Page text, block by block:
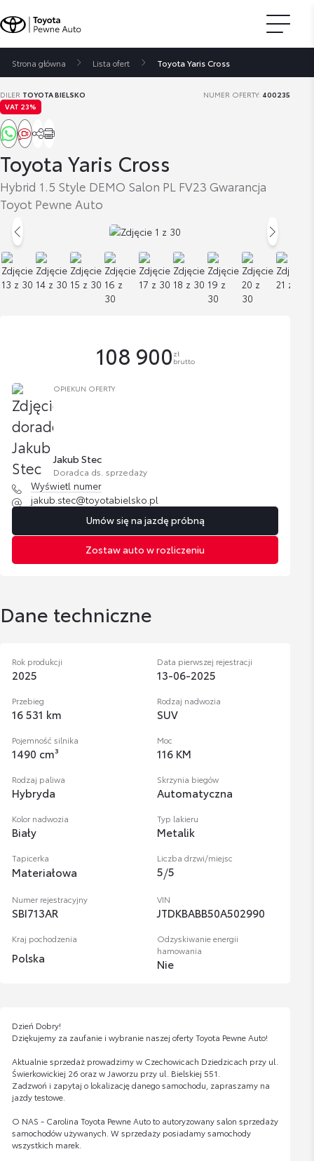
Strona główna Lista ofert Toyota Yaris Cross
Toyota Yaris Cross
Hybrid 1.5 Style DEMO Salon PL FV23 Gwarancja
Toyot Pewne Auto
VAT 23%
DILER TOYOTA BIELSKO NUMER OFERTY: 400235
OPIEKUN OFERTY
Jakub Stec
Doradca ds. sprzedaży
Wyświetl numer
jakub.stec@toyotabielsko.pl
Umów się na jazdę próbną
108 900 zł
brutto
Zostaw auto w rozliczeniu
Dane techniczne
Rok produkcji
2025
Data pierwszej rejestracji
13-06-2025
Przebieg
16 531 km
Rodzaj nadwozia
SUV
Pojemność silnika
1490 cm³
Moc
116 KM
Rodzaj paliwa
Hybryda
Skrzynia biegów
Automatyczna
Kolor nadwozia
Biały
Typ lakieru
Metalik
Tapicerka
Materiałowa
Liczba drzwi/miejsc
5/5
Numer rejestracyjny
SBI713AR
VIN
JTDKBABB50A502990
Kraj pochodzenia
Polska
Odzyskiwanie energii
hamowania
Nie
Dzień Dobry!
Dziękujemy za zaufanie i wybranie naszej oferty Toyota Pewne Auto!
Aktualnie sprzedaż prowadzimy w Czechowicach Dziedzicach przy ul.
Świerkowickiej 26 oraz w Jaworzu przy ul. Bielskiej 551.
Zadzwoń i zapytaj o lokalizację danego samochodu, zapraszamy na
jazdy testowe.
O NAS - Carolina Toyota Pewne Auto to autoryzowany salon sprzedaży
samochodów używanych. W sprzedaży posiadamy samochody
wszystkich marek.